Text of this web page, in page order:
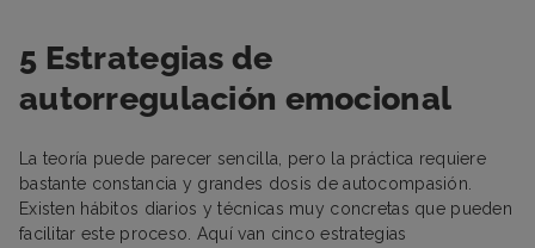
5 Estrategias de
autorregulación emocional
La teoría puede parecer sencilla, pero la práctica requiere
bastante constancia y grandes dosis de autocompasión.
Existen hábitos diarios y técnicas muy concretas que pueden
facilitar este proceso. Aquí van cinco estrategias